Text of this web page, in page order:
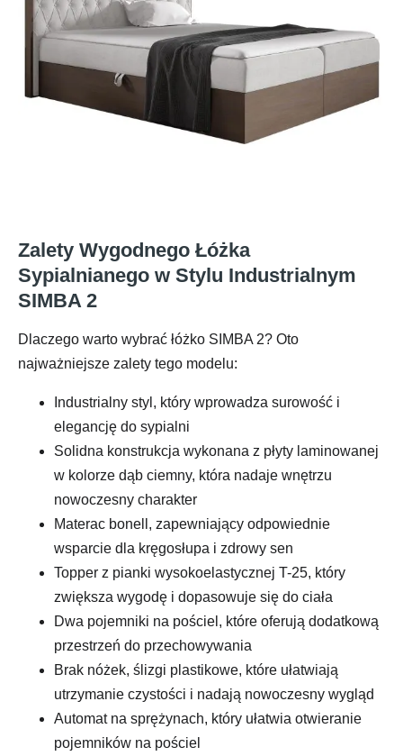
Zalety Wygodnego Łóżka
Sypialnianego w Stylu Industrialnym
SIMBA 2
Dlaczego warto wybrać łóżko SIMBA 2? Oto
najważniejsze zalety tego modelu:
Industrialny styl, który wprowadza surowość i
elegancję do sypialni
Solidna konstrukcja wykonana z płyty laminowanej
w kolorze dąb ciemny, która nadaje wnętrzu
nowoczesny charakter
Materac bonell, zapewniający odpowiednie
wsparcie dla kręgosłupa i zdrowy sen
Topper z pianki wysokoelastycznej T-25, który
zwiększa wygodę i dopasowuje się do ciała
Dwa pojemniki na pościel, które oferują dodatkową
przestrzeń do przechowywania
Brak nóżek, ślizgi plastikowe, które ułatwiają
utrzymanie czystości i nadają nowoczesny wygląd
Automat na sprężynach, który ułatwia otwieranie
pojemników na pościel